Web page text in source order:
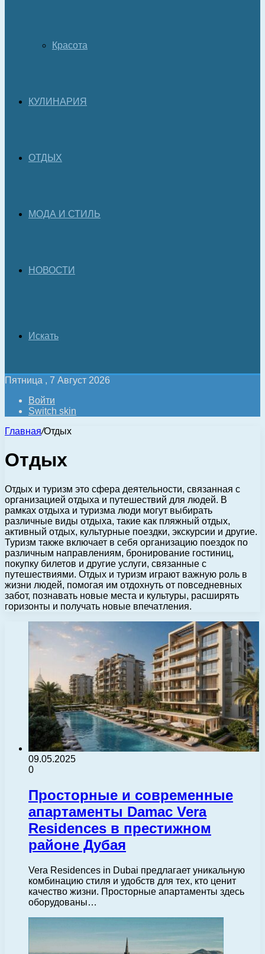
Красота
КУЛИНАРИЯ
ОТДЫХ
МОДА И СТИЛЬ
НОВОСТИ
Искать
Пятница , 7 Август 2026
Войти
Switch skin
Главная/Отдых
Отдых
Отдых и туризм это сфера деятельности, связанная с
организацией отдыха и путешествий для людей. В
рамках отдыха и туризма люди могут выбирать
различные виды отдыха, такие как пляжный отдых,
активный отдых, культурные поездки, экскурсии и другие.
Туризм также включает в себя организацию поездок по
различным направлениям, бронирование гостиниц,
покупку билетов и другие услуги, связанные с
путешествиями. Отдых и туризм играют важную роль в
жизни людей, помогая им отдохнуть от повседневных
забот, познавать новые места и культуры, расширять
горизонты и получать новые впечатления.
09.05.2025
0
Просторные и современные
апартаменты Damac Vera
Residences в престижном
районе Дубая
Vera Residences in Dubai предлагает уникальную
комбинацию стиля и удобств для тех, кто ценит
качество жизни. Просторные апартаменты здесь
оборудованы…